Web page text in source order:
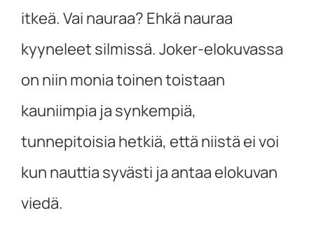
itkeä. Vai nauraa? Ehkä nauraa
kyyneleet silmissä. Joker-elokuvassa
on niin monia toinen toistaan
kauniimpia ja synkempiä,
tunnepitoisia hetkiä, että niistä ei voi
kun nauttia syvästi ja antaa elokuvan
viedä.